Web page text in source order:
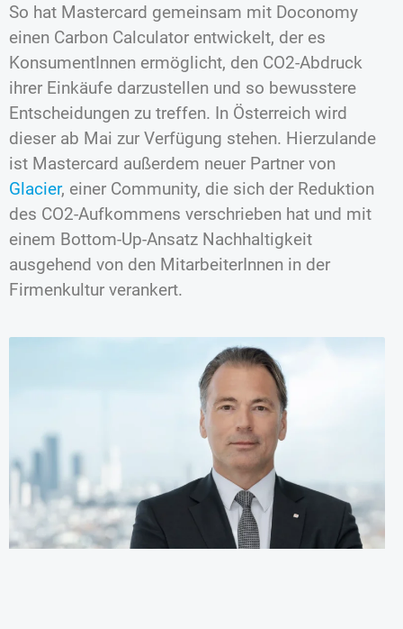
So hat Mastercard gemeinsam mit Doconomy
einen Carbon Calculator entwickelt, der es
KonsumentInnen ermöglicht, den CO2-Abdruck
ihrer Einkäufe darzustellen und so bewusstere
Entscheidungen zu treffen. In Österreich wird
dieser ab Mai zur Verfügung stehen. Hierzulande
ist Mastercard außerdem neuer Partner von
Glacier, einer Community, die sich der Reduktion
des CO2-Aufkommens verschrieben hat und mit
einem Bottom-Up-Ansatz Nachhaltigkeit
ausgehend von den MitarbeiterInnen in der
Firmenkultur verankert.